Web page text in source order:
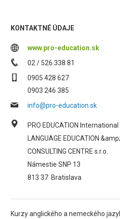
KONTAKTNÉ ÚDAJE
www.pro-education.sk
02 / 526 338 81
0905 428 627
0903 246 385
info@pro-education.sk
PRO EDUCATION International
LANGUAGE EDUCATION &amp;
CONSULTING CENTRE s.r.o.
Námestie SNP 13
813 37 Bratislava
Kurzy anglického a nemeckého